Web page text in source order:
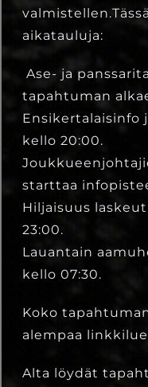
aikatauluja:
Ase- ja
tapahtuman
Ensikertalaisinfo
kello 20:00.
starttaa
Hiljaisuus
23:00.
Lauantain
kello 07:30.
Koko
alempaa
Alta löydät